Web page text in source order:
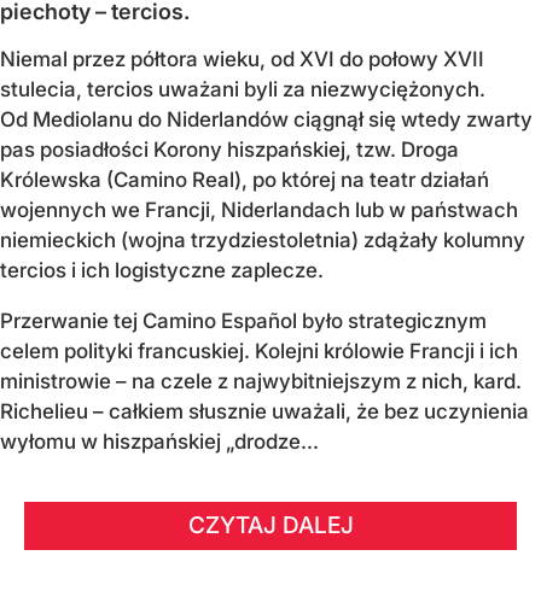
piechoty – tercios.
Niemal przez półtora wieku, od XVI do połowy XVII
stulecia, tercios uważani byli za niezwyciężonych.
Od Mediolanu do Niderlandów ciągnął się wtedy zwarty
pas posiadłości Korony hiszpańskiej, tzw. Droga
Królewska (Camino Real), po której na teatr działań
wojennych we Francji, Niderlandach lub w państwach
niemieckich (wojna trzydziestoletnia) zdążały kolumny
tercios i ich logistyczne zaplecze.
Przerwanie tej Camino Español było strategicznym
celem polityki francuskiej. Kolejni królowie Francji i ich
ministrowie – na czele z najwybitniejszym z nich, kard.
Richelieu – całkiem słusznie uważali, że bez uczynienia
wyłomu w hiszpańskiej „drodze...
CZYTAJ DALEJ